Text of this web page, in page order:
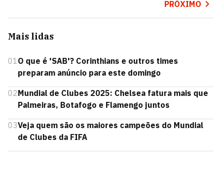
PRÓXIMO
Mais lidas
01O que é 'SAB'? Corinthians e outros times
preparam anúncio para este domingo
02Mundial de Clubes 2025: Chelsea fatura mais que
Palmeiras, Botafogo e Flamengo juntos
03Veja quem são os maiores campeões do Mundial
de Clubes da FIFA